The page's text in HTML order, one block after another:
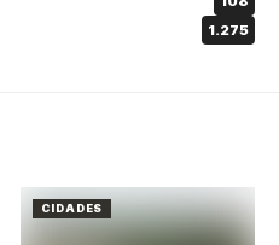
1.275
CIDADES